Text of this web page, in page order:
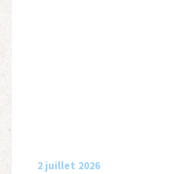
2 juillet 2026